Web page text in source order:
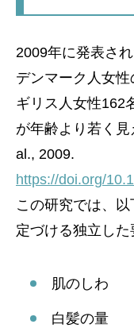
2009年に発表さ
デンマーク人女
ギリス人女性162
が年齢より若く
al., 2009.
https://doi.org/
この研究では、
定づける独立した
肌のしわ
白髪の量